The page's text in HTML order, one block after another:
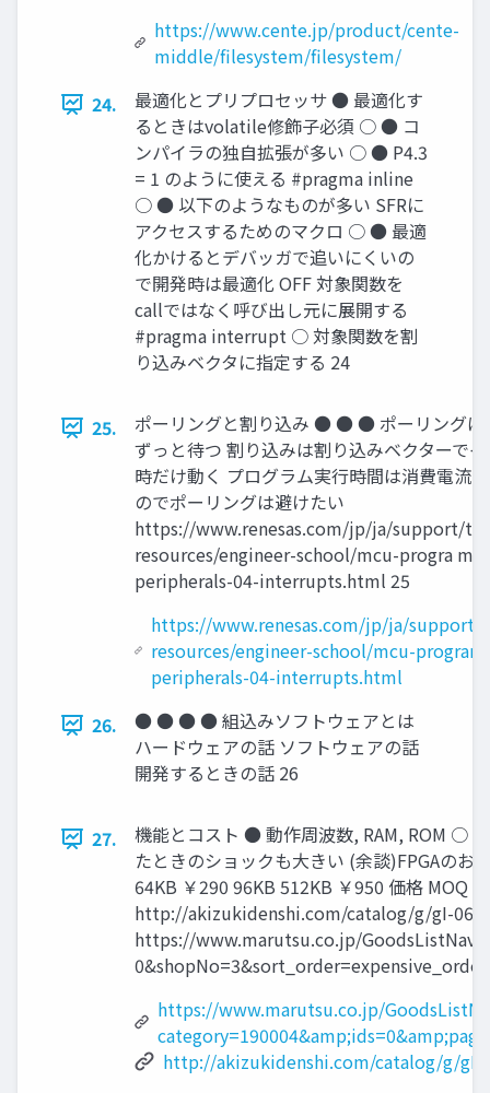
https://www.cente.jp/product/cente-
middle/filesystem/filesystem/
24.
最適化とプリプロセッサ ● 最適化す
るときはvolatile修飾子必須 ○ ● コ
ンパイラの独自拡張が多い ○ ● P4.3
= 1 のように使える #pragma inline
○ ● 以下のようなものが多い SFRに
アクセスするためのマクロ ○ ● 最適
化かけるとデバッガで追いにくいの
で開発時は最適化 OFF 対象関数を
callではなく呼び出し元に展開する
#pragma interrupt ○ 対象関数を割
り込みベクタに指定する 24
25.
ポーリングと割り込み ● ● ● ポーリング
ずっと待つ 割り込みは割り込みベクターで
時だけ動く プログラム実行時間は消費電流
のでポーリングは避けたい
https://www.renesas.com/jp/ja/support/
resources/engineer-school/mcu-progra
peripherals-04-interrupts.html 25
https://www.renesas.com/jp/ja/support/
resources/engineer-school/mcu-
peripherals-04-interrupts.html
26.
● ● ● ● 組込みソフトウェアとは
ハードウェアの話 ソフトウェアの話
開発するときの話 26
27.
機能とコスト ● 動作周波数, RAM, ROM ○
たときのショックも大きい (余談)FPGAのお
64KB ￥290 96KB 512KB ￥950 価格 MOQ
http://akizukidenshi.com/catalog/g/gI-
https://www.marutsu.co.jp/
0&shopNo=3&sort_order=expensive_order
https://www.marutsu.co.jp/
http://akizukidenshi.com/catalog/g/gI-